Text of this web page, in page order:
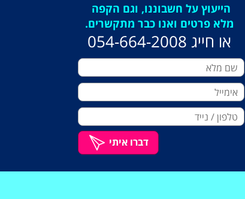
הייעוץ על חשבוננו, וגם הקפה
מלא פרטים ואנו כבר מתקשרים.
או חייג 054-664-2008
דברו איתי